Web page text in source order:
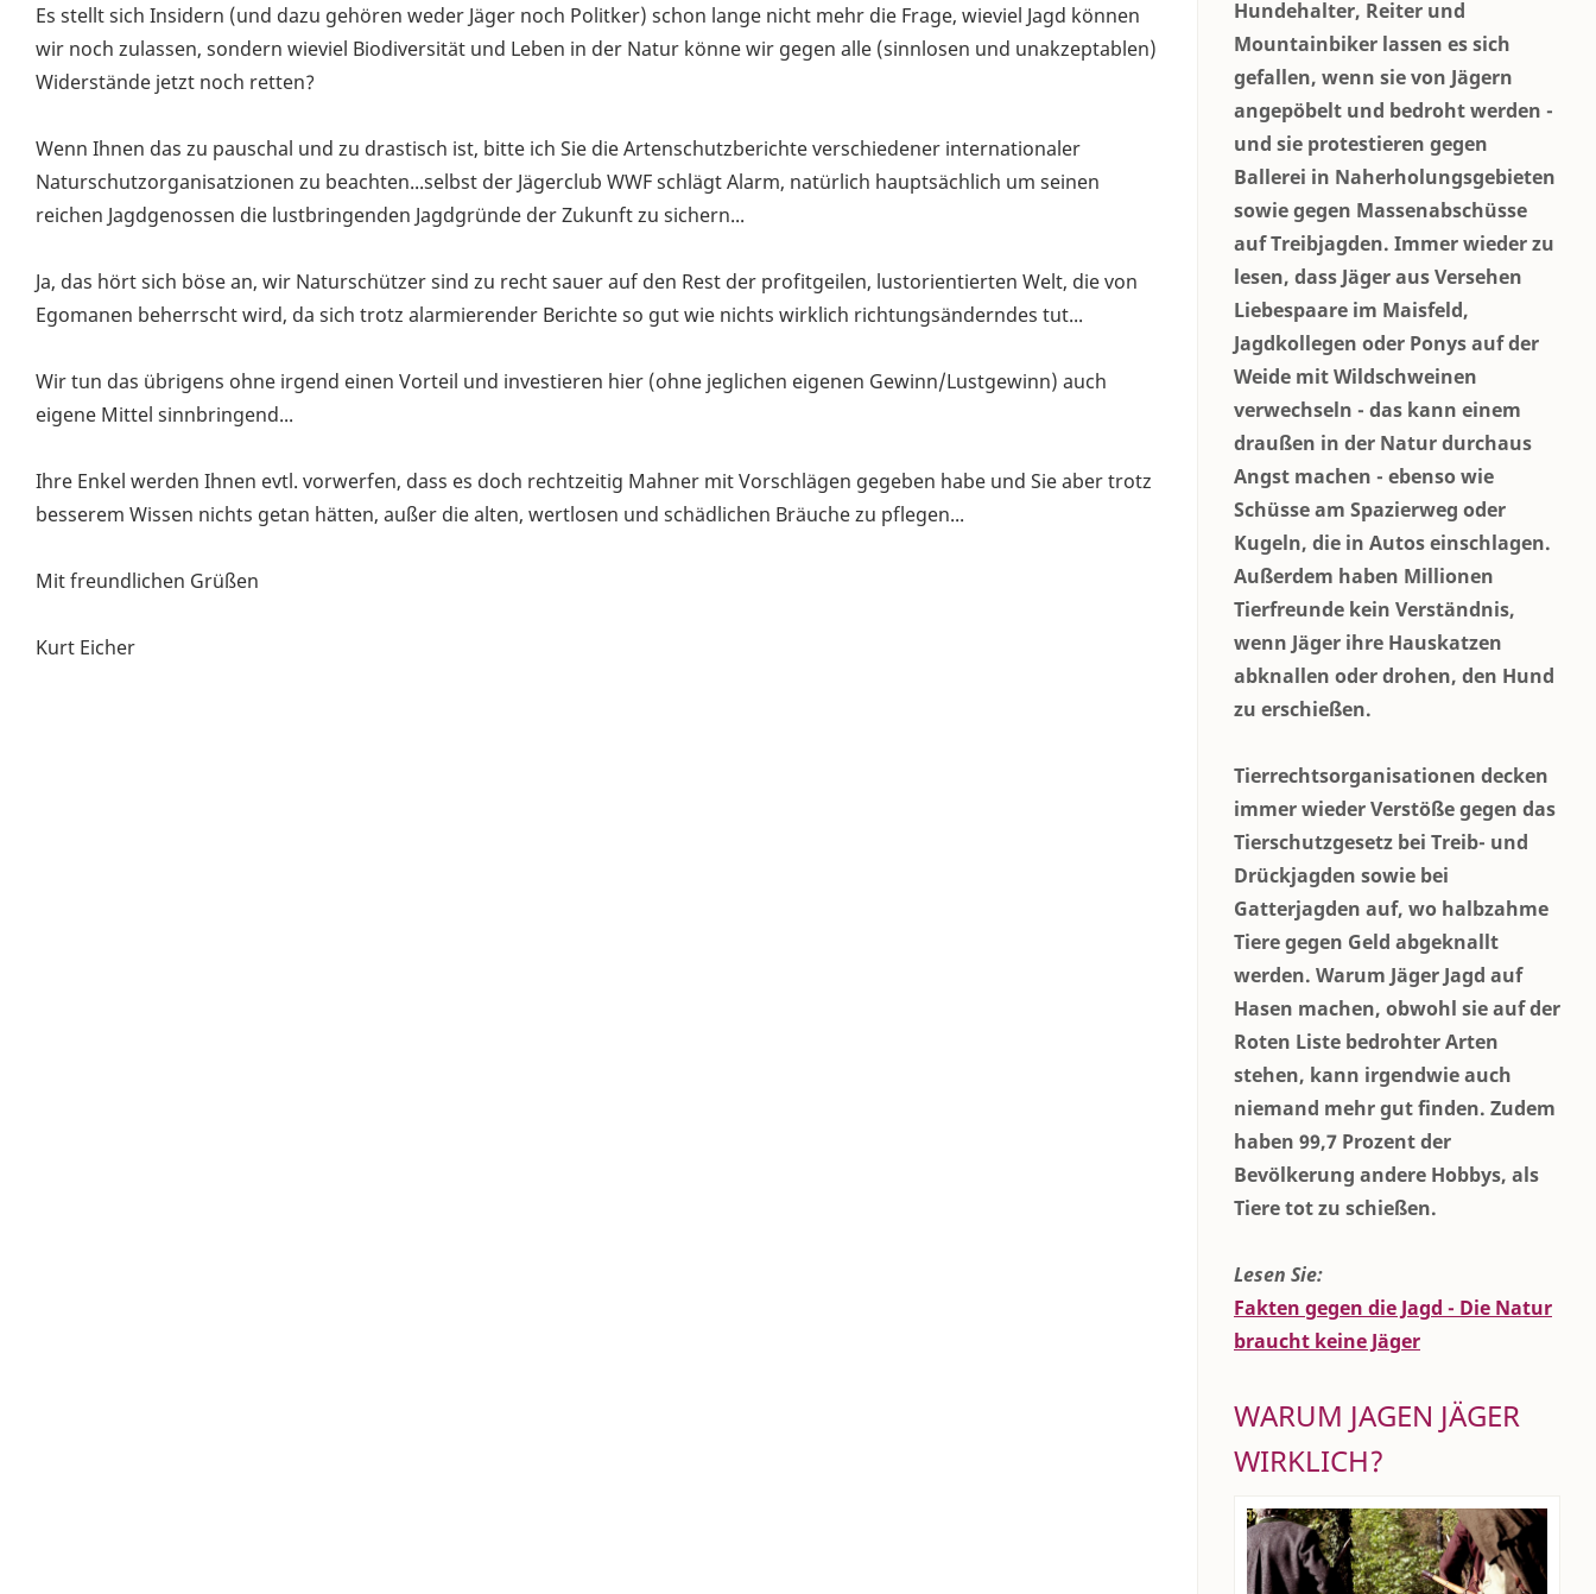
Es stellt sich Insidern (und dazu gehören weder Jäger noch Politker) schon lange nicht mehr die Frage, wieviel Jagd können
wir noch zulassen, sondern wieviel Biodiversität und Leben in der Natur könne wir gegen alle (sinnlosen und unakzeptablen)
Widerstände jetzt noch retten?
Wenn Ihnen das zu pauschal und zu drastisch ist, bitte ich Sie die Artenschutzberichte verschiedener internationaler
Naturschutzorganisatzionen zu beachten...selbst der Jägerclub WWF schlägt Alarm, natürlich hauptsächlich um seinen
reichen Jagdgenossen die lustbringenden Jagdgründe der Zukunft zu sichern...
Ja, das hört sich böse an, wir Naturschützer sind zu recht sauer auf den Rest der profitgeilen, lustorientierten Welt, die von
Egomanen beherrscht wird, da sich trotz alarmierender Berichte so gut wie nichts wirklich richtungsänderndes tut...
Wir tun das übrigens ohne irgend einen Vorteil und investieren hier (ohne jeglichen eigenen Gewinn/Lustgewinn) auch
eigene Mittel sinnbringend...
Ihre Enkel werden Ihnen evtl. vorwerfen, dass es doch rechtzeitig Mahner mit Vorschlägen gegeben habe und Sie aber trotz
besserem Wissen nichts getan hätten, außer die alten, wertlosen und schädlichen Bräuche zu pflegen...
Mit freundlichen Grüßen
Kurt Eicher
Hundehalter, Reiter und
Mountainbiker lassen es sich
gefallen, wenn sie von Jägern
angepöbelt und bedroht werden -
und sie protestieren gegen
Ballerei in Naherholungsgebieten
sowie gegen Massenabschüsse
auf Treibjagden. Immer wieder zu
lesen, dass Jäger aus Versehen
Liebespaare im Maisfeld,
Jagdkollegen oder Ponys auf der
Weide mit Wildschweinen
verwechseln - das kann einem
draußen in der Natur durchaus
Angst machen - ebenso wie
Schüsse am Spazierweg oder
Kugeln, die in Autos einschlagen.
Außerdem haben Millionen
Tierfreunde kein Verständnis,
wenn Jäger ihre Hauskatzen
abknallen oder drohen, den Hund
zu erschießen.
Tierrechtsorganisationen decken
immer wieder Verstöße gegen das
Tierschutzgesetz bei Treib- und
Drückjagden sowie bei
Gatterjagden auf, wo halbzahme
Tiere gegen Geld abgeknallt
werden. Warum Jäger Jagd auf
Hasen machen, obwohl sie auf der
Roten Liste bedrohter Arten
stehen, kann irgendwie auch
niemand mehr gut finden. Zudem
haben 99,7 Prozent der
Bevölkerung andere Hobbys, als
Tiere tot zu schießen.
Lesen Sie:
Fakten gegen die Jagd - Die Natur
braucht keine Jäger
WARUM JAGEN JÄGER
WIRKLICH?